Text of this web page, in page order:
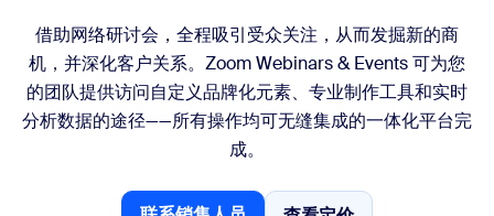
借助网络研讨会，全程吸引受众关注，从而发掘新的商
机，并深化客户关系。Zoom Webinars & Events 可为您
的团队提供访问自定义品牌化元素、专业制作工具和实时
分析数据的途径——所有操作均可无缝集成的一体化平台完
成。